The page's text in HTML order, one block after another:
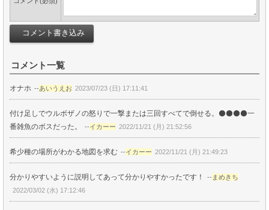
コメント一覧
オナホ --あいうえお 2023/07/23 (日) 17:11:41
付け足しでウルボザノの怒りで一撃または三回すべてで倒せる。⚫⚫⚫⚫一
番雑魚のボスだった。
--イカーー 2022/11/21 (月) 21:52:56
希少種の場所がわかる地図を求む --イカーー 2022/11/21 (月) 21:49:23
分かりやすいように説明してあって分かりやすかったです！ -- まめきち
2022/03/02 (水) 17:12:46